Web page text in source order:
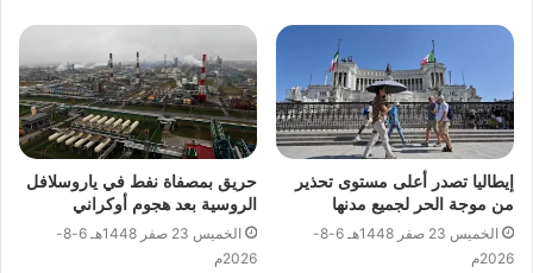
إيطاليا تصدر أعلى مستوى تحذير
من موجة الحر لجميع مدنها
الخميس 23 صفر 1448هـ 6-8-
2026م
حريق بمصفاة نفط في ياروسلافل
الروسية بعد هجوم أوكراني
الخميس 23 صفر 1448هـ 6-8-
2026م